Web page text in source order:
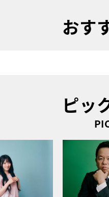
おす
ピッ